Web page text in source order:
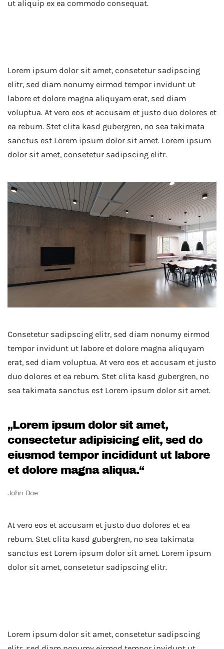
ut aliquip ex ea commodo consequat.
Lorem ipsum dolor sit amet, consetetur sadipscing
elitr, sed diam nonumy eirmod tempor invidunt ut
labore et dolore magna aliquyam erat, sed diam
voluptua. At vero eos et accusam et justo duo dolores et
ea rebum. Stet clita kasd gubergren, no sea takimata
sanctus est Lorem ipsum dolor sit amet. Lorem ipsum
dolor sit amet, consetetur sadipscing elitr.
Consetetur sadipscing elitr, sed diam nonumy eirmod
tempor invidunt ut labore et dolore magna aliquyam
erat, sed diam voluptua. At vero eos et accusam et justo
duo dolores et ea rebum. Stet clita kasd gubergren, no
sea takimata sanctus est Lorem ipsum dolor sit amet.
„Lorem ipsum dolor sit amet,
consectetur adipisicing elit, sed do
eiusmod tempor incididunt ut labore
et dolore magna aliqua.“
John Doe
At vero eos et accusam et justo duo dolores et ea
rebum. Stet clita kasd gubergren, no sea takimata
sanctus est Lorem ipsum dolor sit amet. Lorem ipsum
dolor sit amet, consetetur sadipscing elitr.
Lorem ipsum dolor sit amet, consetetur sadipscing